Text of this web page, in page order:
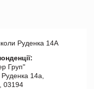
Руденка 14А
Груп"
14а,
03194